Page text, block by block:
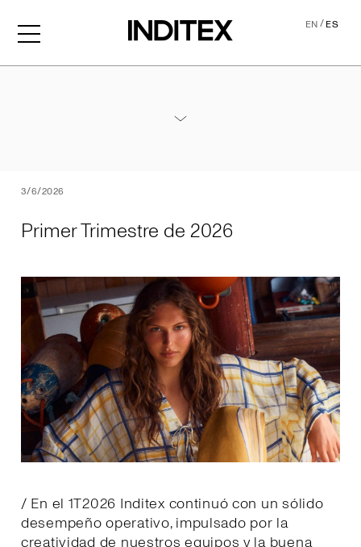
EN/ES
3/6/2026
Primer Trimestre de 2026
/ En el 1T2026 Inditex continuó con un sólido
desempeño operativo, impulsado por la
creatividad de nuestros equipos y la buena